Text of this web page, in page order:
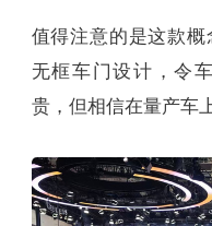
值得注意的是这款
无框车门设计，令
贵，但相信在量产车